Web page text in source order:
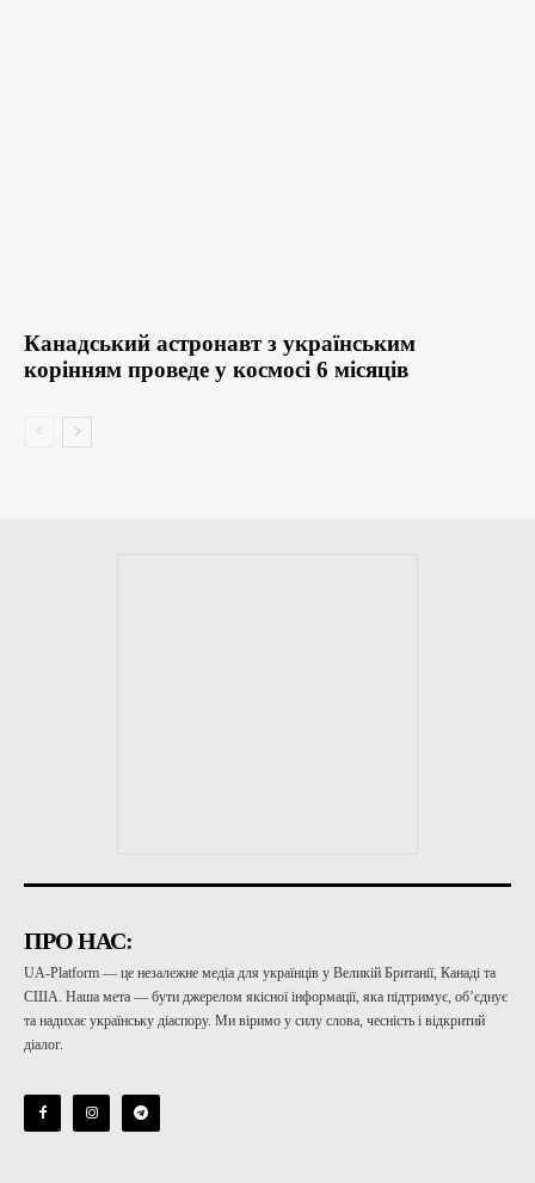
Канадський астронавт з українським
корінням проведе у космосі 6 місяців
ПРО НАС:
UA-Platform — це незалежне медіа для українців у Великій Британії, Канаді та
США. Наша мета — бути джерелом якісної інформації, яка підтримує, об’єднує
та надихає українську діаспору. Ми віримо у силу слова, чесність і відкритий
діалог.